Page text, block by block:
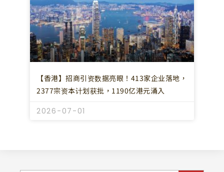
【香港】招商引资数据亮眼！413家企业落地，
2377宗资本计划获批，1190亿港元涌入
2026-07-01